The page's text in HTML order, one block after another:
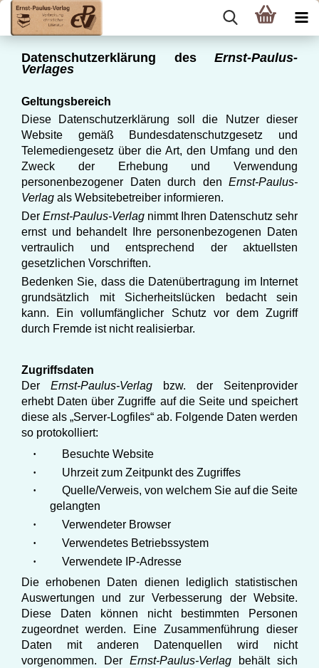
Datenschutzerklärung des Ernst-Paulus-
Verlages
Geltungsbereich
Diese Datenschutzerklärung soll die Nutzer dieser
Website gemäß Bundesdatenschutzgesetz und
Telemediengesetz über die Art, den Umfang und den
Zweck der Erhebung und Verwendung
personenbezogener Daten durch den Ernst-Paulus-
Verlag als Websitebetreiber informieren.
Der Ernst-Paulus-Verlag nimmt Ihren Datenschutz sehr
ernst und behandelt Ihre personenbezogenen Daten
vertraulich und entsprechend der aktuellsten
gesetzlichen Vorschriften.
Bedenken Sie, dass die Datenübertragung im Internet
grundsätzlich mit Sicherheitslücken bedacht sein
kann. Ein vollumfänglicher Schutz vor dem Zugriff
durch Fremde ist nicht realisierbar.
Zugriffsdaten
Der Ernst-Paulus-Verlag bzw. der Seitenprovider
erhebt Daten über Zugriffe auf die Seite und speichert
diese als „Server-Logfiles“ ab. Folgende Daten werden
so protokolliert:
·
Besuchte Website
·
Uhrzeit zum Zeitpunkt des Zugriffes
·
Quelle/Verweis, von welchem Sie auf die Seite
gelangten
·
Verwendeter Browser
·
Verwendetes Betriebssystem
·
Verwendete IP-Adresse
Die erhobenen Daten dienen lediglich statistischen
Auswertungen und zur Verbesserung der Website.
Diese Daten können nicht bestimmten Personen
zugeordnet werden. Eine Zusammenführung dieser
Daten mit anderen Datenquellen wird nicht
vorgenommen.
Der Ernst-Paulus-Verlag behält sich